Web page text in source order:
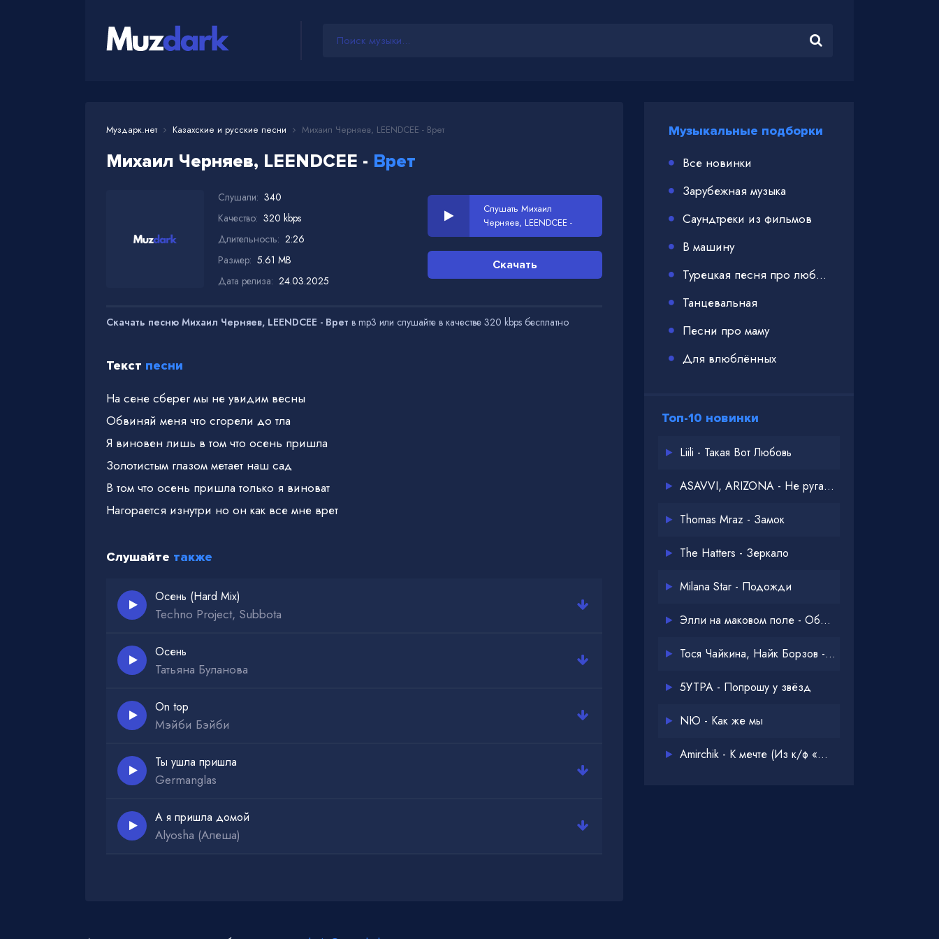
Муздарк.нет Казахские и русские песни Михаил Черняев, LEENDCEE - Врет
Михаил Черняев, LEENDCEE - Врет
Слушали: 340
Качество: 320 kbps
Длительность: 2:26
Размер: 5.61 MB
Дата релиза: 24.03.2025
Слушать Михаил
Черняев, LEENDCEE -
Врет
Скачать
Скачать песню Михаил Черняев, LEENDCEE - Врет в mp3 или слушайте в качестве 320 kbps бесплатно
Текст песни
На сене сберег мы не увидим весны
Обвиняй меня что сгорели до тла
Я виновен лишь в том что осень пришла
Золотистым глазом метает наш сад
В том что осень пришла только я виноват
Нагорается изнутри но он как все мне врет
Слушайте также
Осень (Hard Mix)
Techno Project, Subbota
Осень
Татьяна Буланова
On top
Мэйби Бэйби
Ты ушла пришла
Germanglas
А я пришла домой
Alyosha (Алеша)
Музыкальные подборки
Все новинки
Зарубежная музыка
Саундтреки из фильмов
В машину
Турецкая песня про любовь
Танцевальная
Песни про маму
Для влюблённых
Топ-10 новинки
Liili - Такая Вот Любовь
ASAVVI, ARIZONA - Не ругайся
Thomas Mraz - Замок
The Hatters - Зеркало
Milana Star - Подожди
Элли на маковом поле - Обнимай
Тося Чайкина, Найк Борзов - Опять
5УТРА - Попрошу у звёзд
NЮ - Как же мы
Amirchik - К мечте (Из к/ф «Одна дома 3»)